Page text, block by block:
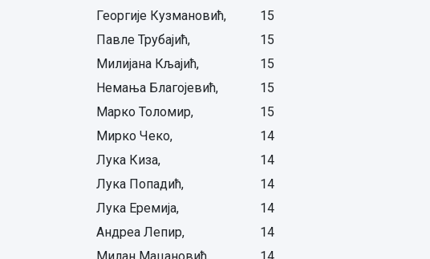
Георгије Кузмановић,
15
Павле Трубајић,
15
Милијана Кљајић,
15
Немања Благојевић,
15
Марко Толомир,
15
Мирко Чеко,
14
Лука Киза,
14
Лука Попадић,
14
Лука Еремија,
14
Андреа Лепир,
14